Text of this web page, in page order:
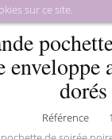
sur ce site.
avec détails dorés
enveloppe
dorés
Référence